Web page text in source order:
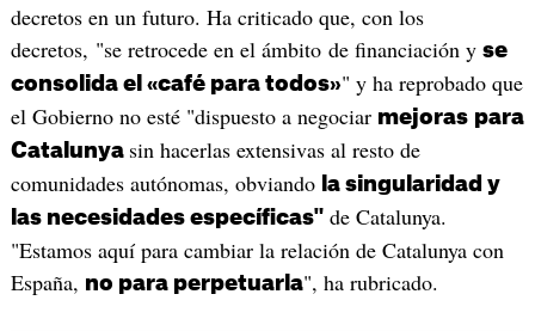
decretos en un futuro. Ha criticado que, con los
decretos, "se retrocede en el ámbito de financiación y se
consolida el «café para todos»" y ha reprobado que
el Gobierno no esté "dispuesto a negociar mejoras para
Catalunya sin hacerlas extensivas al resto de
comunidades autónomas, obviando la singularidad y
las necesidades específicas" de Catalunya.
"Estamos aquí para cambiar la relación de Catalunya con
España, no para perpetuarla", ha rubricado.